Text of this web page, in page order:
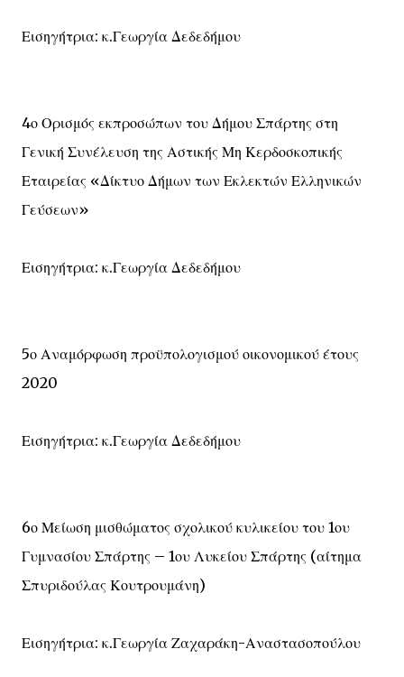
Εισηγήτρια: κ.Γεωργία Δεδεδήμου
4ο Ορισμός εκπροσώπων του Δήμου Σπάρτης στη
Γενική Συνέλευση της Αστικής Μη Κερδοσκοπικής
Εταιρείας «Δίκτυο Δήμων των Εκλεκτών Ελληνικών
Γεύσεων»
Εισηγήτρια: κ.Γεωργία Δεδεδήμου
5ο Αναμόρφωση προϋπολογισμού οικονομικού έτους
2020
Εισηγήτρια: κ.Γεωργία Δεδεδήμου
6ο Μείωση μισθώματος σχολικού κυλικείου του 1ου
Γυμνασίου Σπάρτης – 1ου Λυκείου Σπάρτης (αίτημα
Σπυριδούλας Κουτρουμάνη)
Εισηγήτρια: κ.Γεωργία Ζαχαράκη-Αναστασοπούλου